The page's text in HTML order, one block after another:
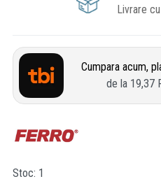
Livrare
Cumpara acum,
de la 19,37
Stoc 1